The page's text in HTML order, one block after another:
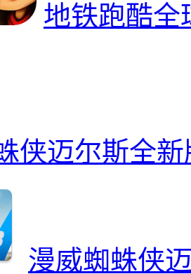
地铁跑酷全
侠迈尔斯全
漫威蜘蛛侠